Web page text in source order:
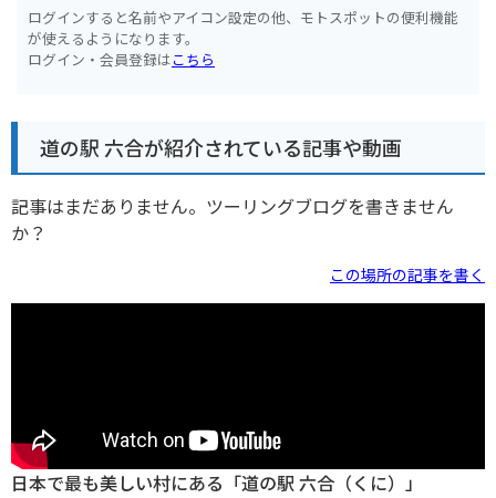
ログインすると名前やアイコン設定の他、モトスポットの便利機能
が使えるようになります。
ログイン・会員登録はこちら
道の駅 六合が紹介されている記事や動画
記事はまだありません。ツーリングブログを書きません
か？
この場所の記事を書く
日本で最も美しい村にある「道の駅 六合（くに）」